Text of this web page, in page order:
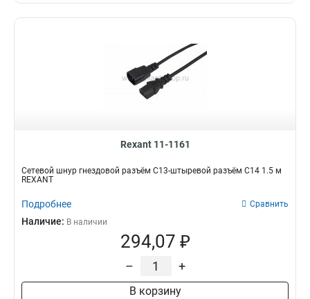
Rexant 11-1161
Сетевой шнур гнездовой разъём C13-штыревой разъём C14 1.5 м
REXANT
Подробнее Сравнить
Наличие: В наличии
294,07 ₽
– +
В корзину